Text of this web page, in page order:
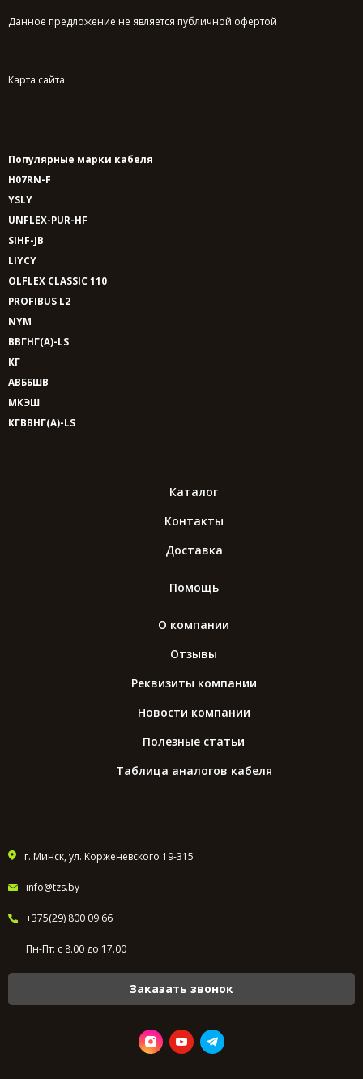
Данное предложение не является публичной офертой
Карта сайта
Популярные марки кабеля
H07RN-F
YSLY
UNFLEX-PUR-HF
SIHF-JB
LIYCY
OLFLEX CLASSIC 110
PROFIBUS L2
NYM
ВВГНГ(A)-LS
КГ
АВББШВ
МКЭШ
КГВВНГ(A)-LS
Каталог
Контакты
Доставка
Помощь
О компании
Отзывы
Реквизиты компании
Новости компании
Полезные статьи
Таблица аналогов кабеля
г. Минск, ул. Корженевского 19-315
info@tzs.by
+375(29) 800 09 66
Пн-Пт: с 8.00 до 17.00
Заказать звонок